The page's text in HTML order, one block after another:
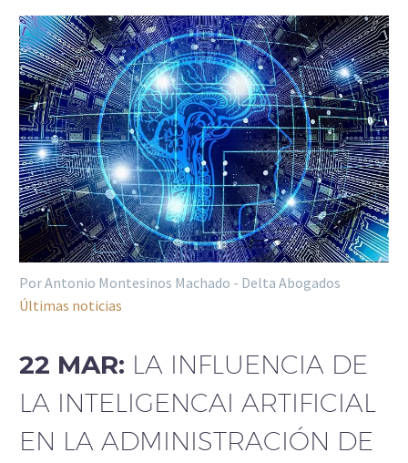
Por Antonio Montesinos Machado - Delta Abogados
Últimas noticias
22 MAR: LA INFLUENCIA DE
LA INTELIGENCAI ARTIFICIAL
EN LA ADMINISTRACIÓN DE